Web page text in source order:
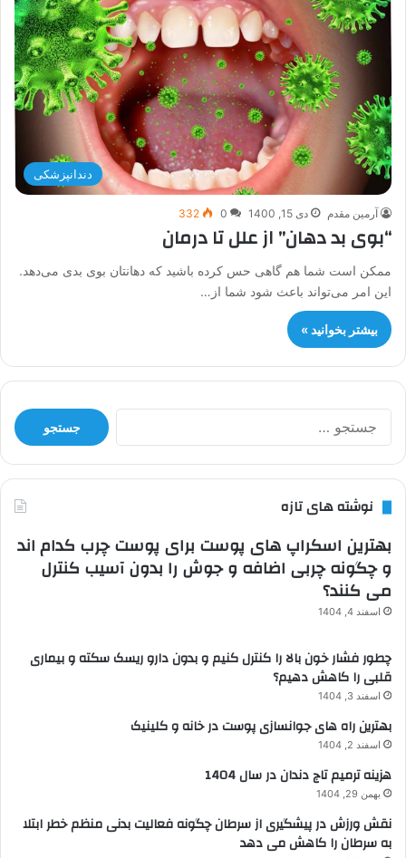
دندانپزشکی
آرمین مقدم دی 15, 1400 0
332
“بوی بد دهان” از علل تا درمان
ممکن است شما هم گاهی حس کرده باشید که دهانتان بوی بدی می‌دهد.
این امر می‌تواند باعث شود شما از…
بیشتر بخوانید »
جستجو
برای:
نوشته های تازه
بهترین اسکراپ های پوست برای پوست چرب کدام اند
و چگونه چربی اضافه و جوش را بدون آسیب کنترل
می کنند؟
اسفند 4, 1404
چطور فشار خون بالا را کنترل کنیم و بدون دارو ریسک سکته و بیماری
قلبی را کاهش دهیم؟
اسفند 3, 1404
بهترین راه های جوانسازی پوست در خانه و کلینیک
اسفند 2, 1404
هزینه ترمیم تاج دندان در سال 1404
بهمن 29, 1404
نقش ورزش در پیشگیری از سرطان چگونه فعالیت بدنی منظم خطر ابتلا
به سرطان را کاهش می دهد